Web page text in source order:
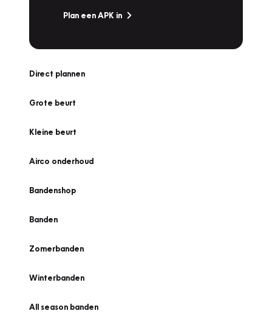
Plan een APK in
Direct plannen
Grote beurt
Kleine beurt
Airco onderhoud
Bandenshop
Banden
Zomerbanden
Winterbanden
All season banden